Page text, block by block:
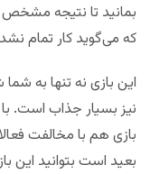
بمانید تا نتیجه مشخص
که می‌گوید کار تمام
این بازی نه تنها به
نیز بسیار جذاب است.
بازی هم با مخالفت
بعید است بتوانید این